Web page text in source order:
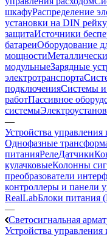
шкафуРаспределение
установки на DIN рейку
защитаИсточники
батареиОборудование
мощности
модульныеЗарядные
электротранспорта
подключенияСистемы и
работПассивное
системы
—
Устройства управления
Однофазные
питанияРелеДатчики
кулачковыеКолонны
преобразователи
контроллеры и панели
RealLabБлоки питания
—
Светосигнальная
Устройства управления